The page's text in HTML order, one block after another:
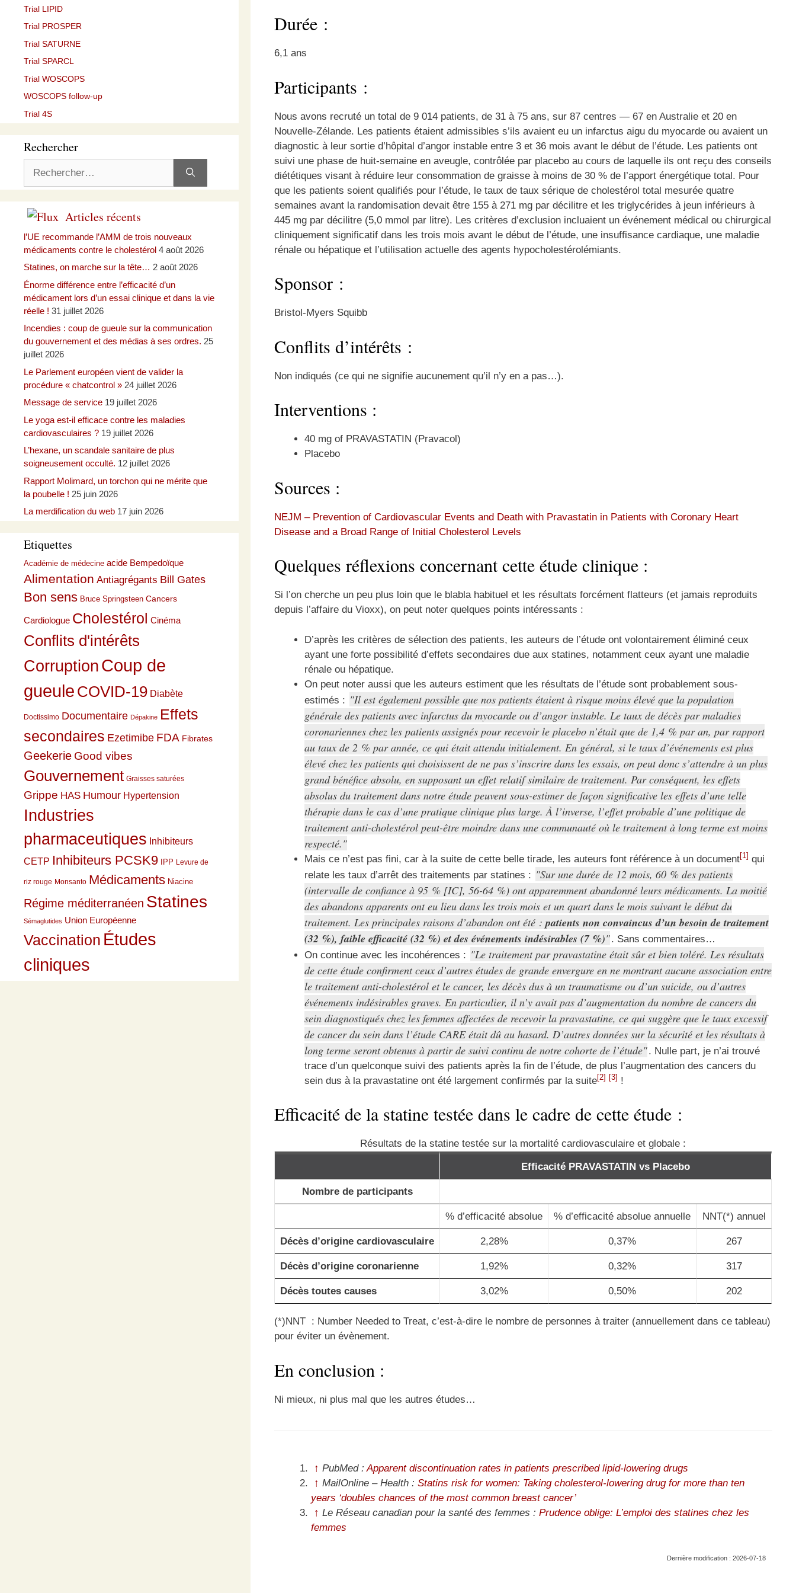
Durée :
6,1 ans
Participants :
Nous avons recruté un total de 9 014 patients, de 31 à 75 ans, sur 87 centres — 67 en Australie et 20 en
Nouvelle-Zélande. Les patients étaient admissibles s’ils avaient eu un infarctus aigu du myocarde ou avaient un
diagnostic à leur sortie d’hôpital d’angor instable entre 3 et 36 mois avant le début de l’étude. Les patients ont
suivi une phase de huit-semaine en aveugle, contrôlée par placebo au cours de laquelle ils ont reçu des conseils
diététiques visant à réduire leur consommation de graisse à moins de 30 % de l’apport énergétique total. Pour
que les patients soient qualifiés pour l’étude, le taux de taux sérique de cholestérol total mesurée quatre
semaines avant la randomisation devait être 155 à 271 mg par décilitre et les triglycérides à jeun inférieurs à
445 mg par décilitre (5,0 mmol par litre). Les critères d’exclusion incluaient un événement médical ou chirurgical
cliniquement significatif dans les trois mois avant le début de l’étude, une insuffisance cardiaque, une maladie
rénale ou hépatique et l’utilisation actuelle des agents hypocholestérolémiants.
Sponsor :
Bristol-Myers Squibb
Conflits d’intérêts :
Non indiqués (ce qui ne signifie aucunement qu’il n’y en a pas…).
Interventions :
40 mg of PRAVASTATIN (Pravacol)
Placebo
Sources :
NEJM – Prevention of Cardiovascular Events and Death with Pravastatin in Patients with Coronary Heart
Disease and a Broad Range of Initial Cholesterol Levels
Quelques réflexions concernant cette étude clinique :
Si l’on cherche un peu plus loin que le blabla habituel et les résultats forcément flatteurs (et jamais reproduits
depuis l’affaire du Vioxx), on peut noter quelques points intéressants :
D’après les critères de sélection des patients, les auteurs de l’étude ont volontairement éliminé ceux
ayant une forte possibilité d’effets secondaires due aux statines, notamment ceux ayant une maladie
rénale ou hépatique.
On peut noter aussi que les auteurs estiment que les résultats de l’étude sont probablement sous-
estimés :
Il est également possible que nos patients étaient à risque moins élevé que la population
générale des patients avec infarctus du myocarde ou d’angor instable. Le taux de décès par maladies
coronariennes chez les patients assignés pour recevoir le placebo n’était que de 1,4 % par an, par rapport
au taux de 2 % par année, ce qui était attendu initialement. En général, si le taux d’événements est plus
élevé chez les patients qui choisissent de ne pas s’inscrire dans les essais, on peut donc s’attendre à un plus
grand bénéfice absolu, en supposant un effet relatif similaire de traitement. Par conséquent, les effets
absolus du traitement dans notre étude peuvent sous-estimer de façon significative les effets d’une telle
thérapie dans le cas d’une pratique clinique plus large. À l’inverse, l’effet probable d’une politique de
traitement anti-cholestérol peut-être moindre dans une communauté où le traitement à long terme est moins
respecté.
Mais ce n’est pas fini, car à la suite de cette belle tirade, les auteurs font référence à un document[1] qui
relate les taux d’arrêt des traitements par statines :
Sur une durée de 12 mois, 60 % des patients
(intervalle de confiance à 95 % [IC], 56-64 %) ont apparemment abandonné leurs médicaments. La moitié
des abandons apparents ont eu lieu dans les trois mois et un quart dans le mois suivant le début du
traitement. Les principales raisons d’abandon ont été :patients non convaincus d’un besoin de traitement
(32 %), faible efficacité (32 %) et des événements indésirables (7 %)
. Sans commentaires…
On continue avec les incohérences :
Le traitement par pravastatine était sûr et bien toléré. Les résultats
de cette étude confirment ceux d’autres études de grande envergure en ne montrant aucune association entre
le traitement anti-cholestérol et le cancer, les décès dus à un traumatisme ou d’un suicide, ou d’autres
événements indésirables graves. En particulier, il n’y avait pas d’augmentation du nombre de cancers du
sein diagnostiqués chez les femmes affectées de recevoir la pravastatine, ce qui suggère que le taux excessif
de cancer du sein dans l’étude CARE était dû au hasard. D’autres données sur la sécurité et les résultats à
long terme seront obtenus à partir de suivi continu de notre cohorte de l’étude . Nulle part, je n’ai trouvé
trace d’un quelconque suivi des patients après la fin de l’étude, de plus l’augmentation des cancers du
sein dus à la pravastatine ont été largement confirmés par la suite[2] [3] !
Efficacité de la statine testée dans le cadre de cette étude :
Résultats de la statine testée sur la mortalité cardiovasculaire et globale :
Efficacité PRAVASTATIN vs Placebo
Nombre de participants
% d’efficacité absolue % d’efficacité absolue annuelle NNT(*) annuel
Décès d’origine cardiovasculaire 2,28% 0,37% 267
Décès d’origine coronarienne 1,92% 0,32% 317
Décès toutes causes 3,02% 0,50% 202
(*)NNT : Number Needed to Treat, c’est-à-dire le nombre de personnes à traiter (annuellement dans ce tableau)
pour éviter un évènement.
En conclusion :
Ni mieux, ni plus mal que les autres études…
↑ PubMed :Apparent discontinuation rates in patients prescribed lipid-lowering drugs
↑ MailOnline – Health :Statins risk for women: Taking cholesterol-lowering drug for more than ten
years ‘doubles chances of the most common breast cancer’
↑ Le Réseau canadian pour la santé des femmes :Prudence oblige: L’emploi des statines chez les
femmes
Dernière modification : 2026-07-18
Trial LIPID
Trial PROSPER
Trial SATURNE
Trial SPARCL
Trial WOSCOPS
WOSCOPS follow-up
Trial 4S
Rechercher
Articles récents
l’UE recommande l’AMM de trois nouveaux
médicaments contre le cholestérol 4 août 2026
Statines, on marche sur la tête… 2 août 2026
Énorme différence entre l’efficacité d’un
médicament lors d’un essai clinique et dans la vie
réelle ! 31 juillet 2026
Incendies : coup de gueule sur la communication
du gouvernement et des médias à ses ordres. 25
juillet 2026
Le Parlement européen vient de valider la
procédure « chatcontrol » 24 juillet 2026
Message de service 19 juillet 2026
Le yoga est-il efficace contre les maladies
cardiovasculaires ? 19 juillet 2026
L’hexane, un scandale sanitaire de plus
soigneusement occulté. 12 juillet 2026
Rapport Molimard, un torchon qui ne mérite que
la poubelle ! 25 juin 2026
La merdification du web 17 juin 2026
Etiquettes
Académie de médecine acide Bempedoïque
Alimentation Antiagrégants Bill Gates
Bon sens Bruce Springsteen Cancers
Cardiologue Cholestérol Cinéma
Conflits d'intérêts
CorruptionCoup de
gueule COVID-19 Diabète
Doctissimo Documentaire Dépakine Effets
secondaires Ezetimibe FDA Fibrates
Geekerie Good vibes
Gouvernement Graisses saturées
Grippe HAS Humour Hypertension
Industries
pharmaceutiques Inhibiteurs
CETP Inhibiteurs PCSK9 IPP Levure de
riz rouge Monsanto Médicaments Niacine
Régime méditerranéen Statines
Sémaglutides Union Européenne
Vaccination Études
cliniques